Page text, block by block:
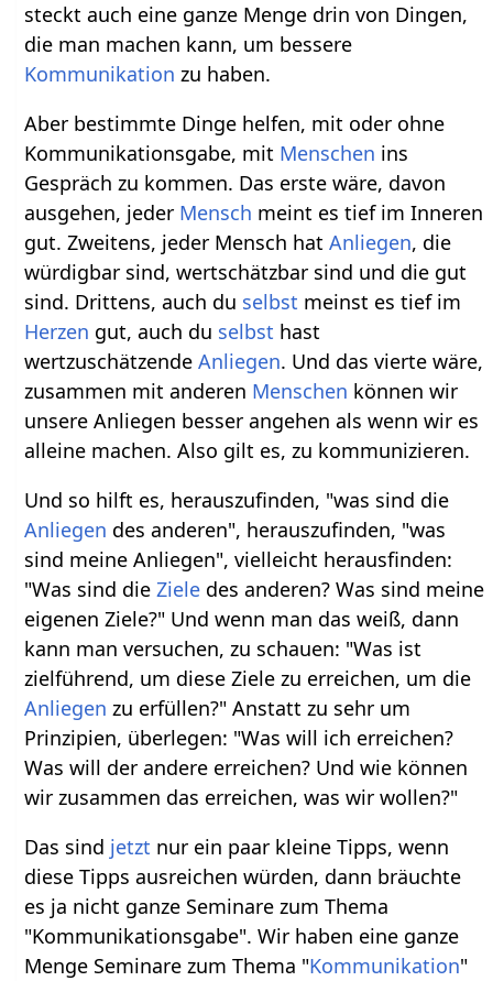
steckt auch eine ganze Menge drin von Dingen,
die man machen kann, um bessere
Kommunikation zu haben.
Aber bestimmte Dinge helfen, mit oder ohne
Kommunikationsgabe, mit Menschen ins
Gespräch zu kommen. Das erste wäre, davon
ausgehen, jeder Mensch meint es tief im Inneren
gut. Zweitens, jeder Mensch hatAnliegen, die
würdigbar sind, wertschätzbar sind und die gut
sind. Drittens, auch du selbst meinst es tief im
Herzen gut, auch du selbst hast
wertzuschätzendeAnliegen. Und das vierte wäre,
zusammen mit anderen Menschen können wir
unsere Anliegen besser angehen als wenn wir es
alleine machen. Also gilt es, zu kommunizieren.
Und so hilft es, herauszufinden, "was sind die
Anliegen des anderen", herauszufinden, "was
sind meine Anliegen", vielleicht herausfinden:
"Was sind dieZiele des anderen? Was sind meine
eigenen Ziele?" Und wenn man das weiß, dann
kann man versuchen, zu schauen: "Was ist
zielführend, um diese Ziele zu erreichen, um die
Anliegen zu erfüllen?" Anstatt zu sehr um
Prinzipien, überlegen: "Was will ich erreichen?
Was will der andere erreichen? Und wie können
wir zusammen das erreichen, was wir wollen?"
Das sind jetzt nur ein paar kleine Tipps, wenn
diese Tipps ausreichen würden, dann bräuchte
es ja nicht ganze Seminare zum Thema
"Kommunikationsgabe". Wir haben eine ganze
Menge Seminare zum Thema "Kommunikation"